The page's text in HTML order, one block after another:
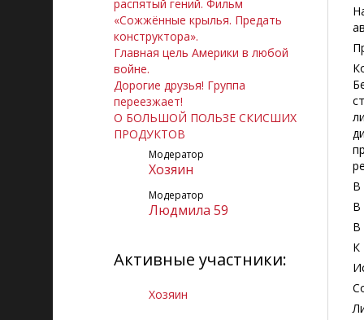
распятый гений. Фильм
«Сожжённые крылья. Предать
конструктора».
Главная цель Америки в любой
войне.
Дорогие друзья! Группа
переезжает!
О БОЛЬШОЙ ПОЛЬЗЕ СКИСШИХ
ПРОДУКТОВ
Модератор
Xoзяин
Модератор
Людмила 59
Активные участники:
Xoзяин
В
В
В
К